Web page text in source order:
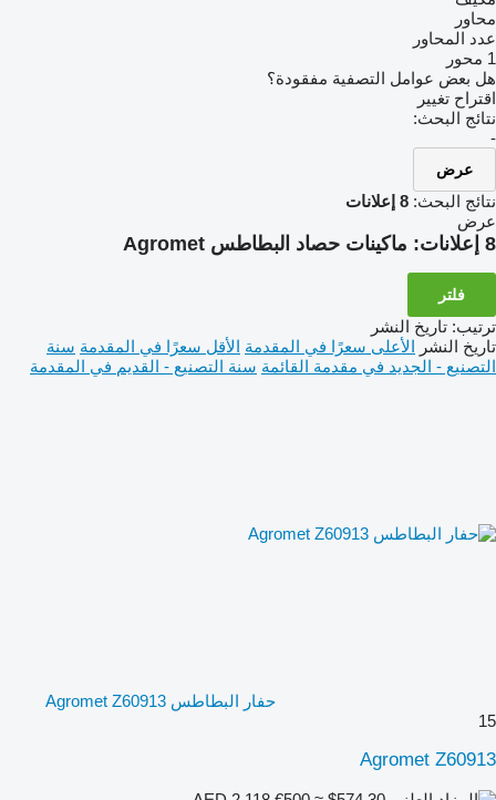
محاور
عدد المحاور
1 محور
هل بعض عوامل التصفية مفقودة؟
اقتراح تغيير
نتائج البحث:
-
عرض
نتائج البحث: 8 إعلانات
عرض
8 إعلانات: ماكينات حصاد البطاطس Agromet
فلتر
ترتيب: تاريخ النشر
تاريخ النشر الأعلى سعرًا في المقدمة الأقل سعرًا في المقدمة سنة
التصنيع - الجديد في مقدمة القائمة سنة التصنيع - القديم في المقدمة
حفار البطاطس Agromet Z60913
15
Agromet Z60913